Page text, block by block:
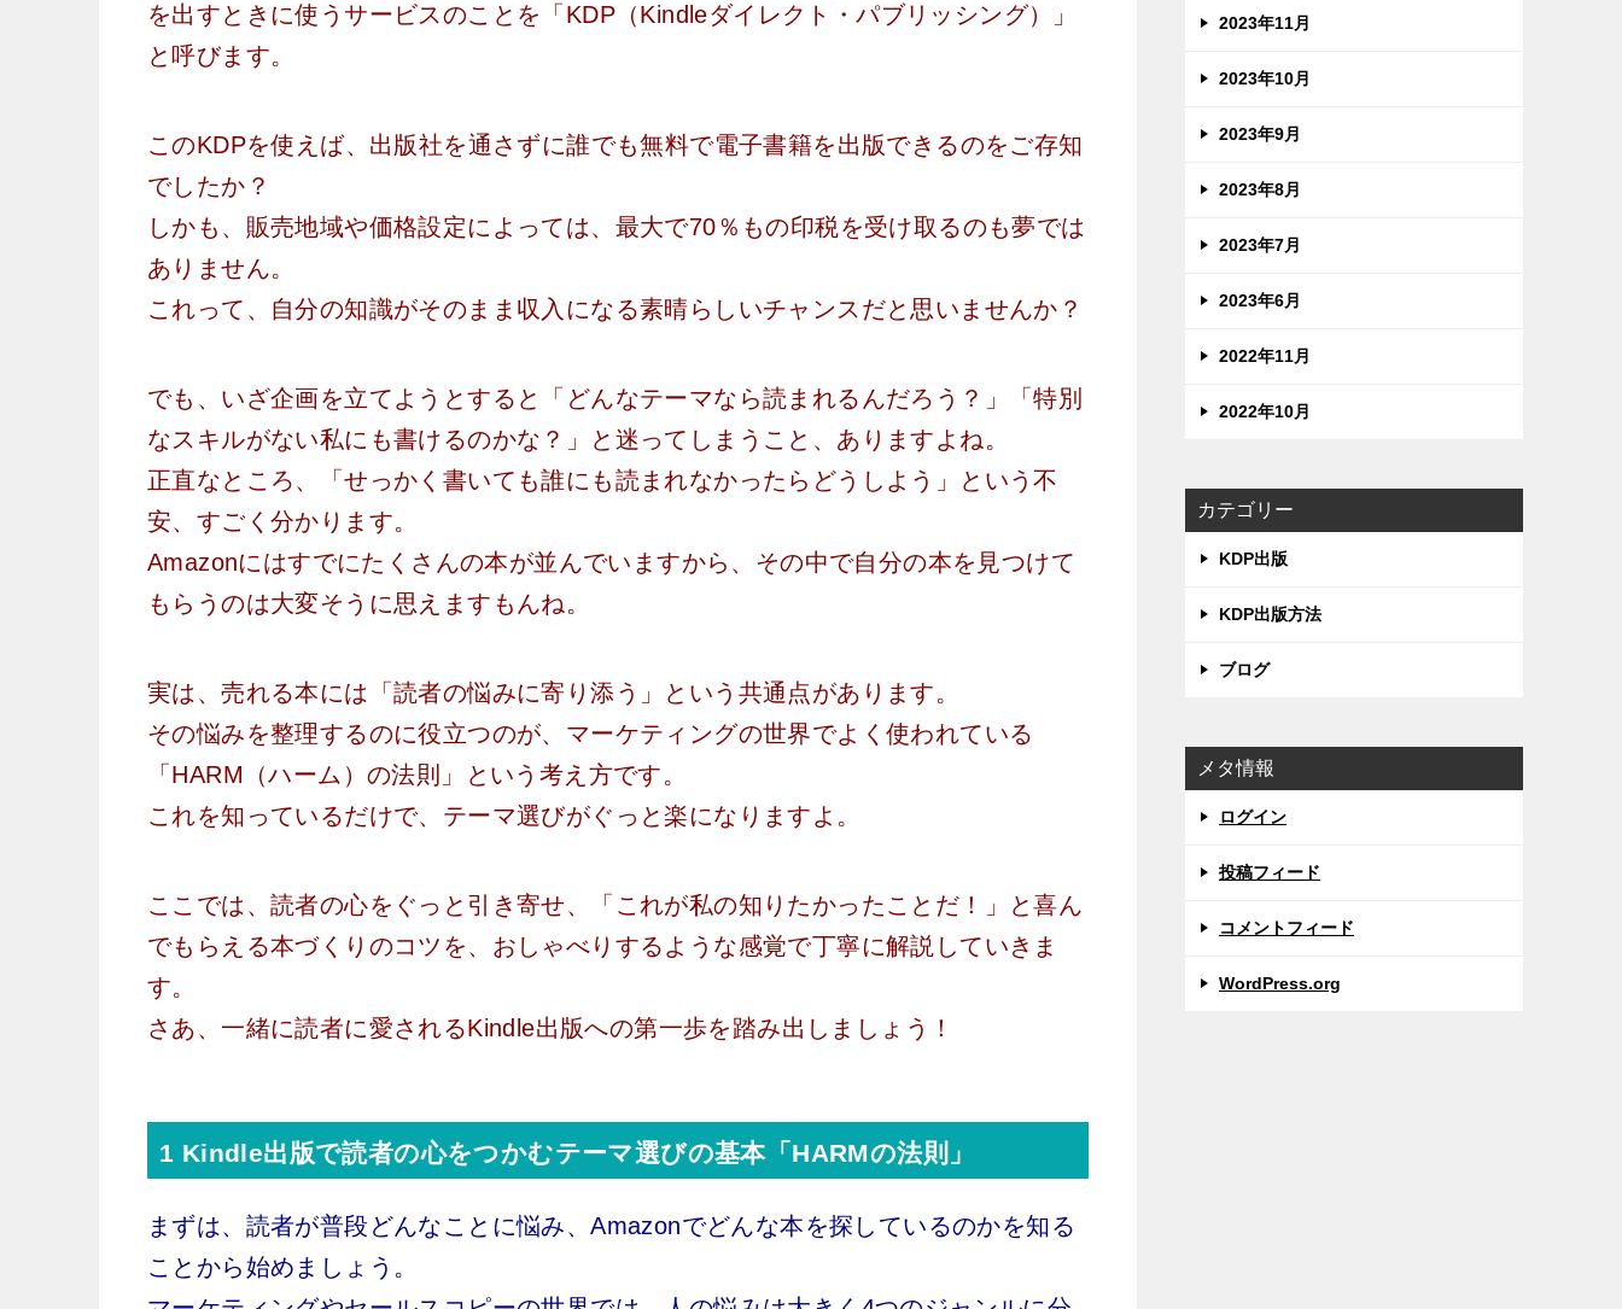
を出すときに使うサービスのことを「KDP（Kindleダイレクト・パブリッシング）」
と呼びます。
このKDPを使えば、出版社を通さずに誰でも無料で電子書籍を出版できるのをご存知
でしたか？
しかも、販売地域や価格設定によっては、最大で70％もの印税を受け取るのも夢では
ありません。
これって、自分の知識がそのまま収入になる素晴らしいチャンスだと思いませんか？
でも、いざ企画を立てようとすると「どんなテーマなら読まれるんだろう？」「特別
なスキルがない私にも書けるのかな？」と迷ってしまうこと、ありますよね。
正直なところ、「せっかく書いても誰にも読まれなかったらどうしよう」という不
安、すごく分かります。
Amazonにはすでにたくさんの本が並んでいますから、その中で自分の本を見つけて
もらうのは大変そうに思えますもんね。
実は、売れる本には「読者の悩みに寄り添う」という共通点があります。
その悩みを整理するのに役立つのが、マーケティングの世界でよく使われている
「HARM（ハーム）の法則」という考え方です。
これを知っているだけで、テーマ選びがぐっと楽になりますよ。
ここでは、読者の心をぐっと引き寄せ、「これが私の知りたかったことだ！」と喜ん
でもらえる本づくりのコツを、おしゃべりするような感覚で丁寧に解説していきま
す。
さあ、一緒に読者に愛されるKindle出版への第一歩を踏み出しましょう！
1 Kindle出版で読者の心をつかむテーマ選びの基本「HARMの法則」
まずは、読者が普段どんなことに悩み、Amazonでどんな本を探しているのかを知る
ことから始めましょう。
2023年11月
2023年10月
2023年9月
2023年8月
2023年7月
2023年6月
2022年11月
2022年10月
カテゴリー
KDP出版
KDP出版方法
ブログ
メタ情報
ログイン
投稿フィード
コメントフィード
WordPress.org